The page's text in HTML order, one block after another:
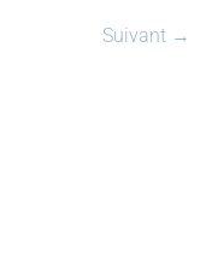
Suivant →